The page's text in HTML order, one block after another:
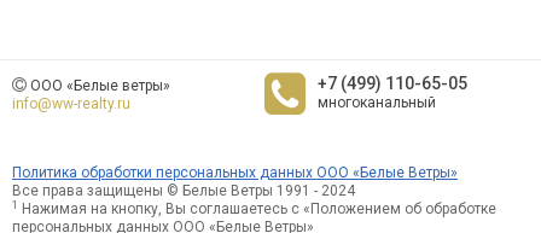
ООО «Белые ветры»
info@ww-realty.ru
+7 (499) 110-65-05
многоканальный
Политика обработки персональных данных ООО «Белые Ветры»
Все права защищены © Белые Ветры 1991 - 2024
1
Нажимая на кнопку, Вы соглашаетесь с «Положением об обработке
персональных данных ООО «Белые Ветры»